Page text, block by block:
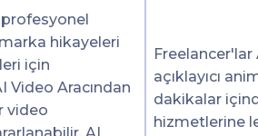
hikayeleri
için
Video Aracından
video
açıklayıcı
dakikalar
hizmetlerine